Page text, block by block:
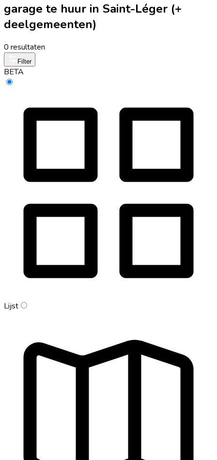
garage te huur in Saint-Léger (+
deelgemeenten)
0 resultaten
Filter
BETA
Lijst